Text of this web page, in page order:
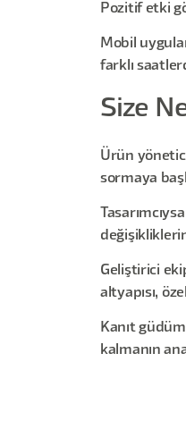
Pozitif etki
Mobil
farklı
Size
Ürün
sormaya
Geliştirici
altyapısı,
Kanıt
kalmanın